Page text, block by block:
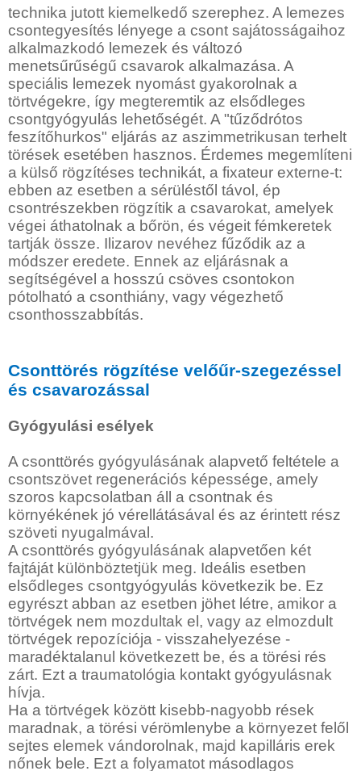
technika jutott kiemelkedő szerephez. A lemezes
csontegyesítés lényege a csont sajátosságaihoz
alkalmazkodó lemezek és változó
menetsűrűségű csavarok alkalmazása. A
speciális lemezek nyomást gyakorolnak a
törtvégekre, így megteremtik az elsődleges
csontgyógyulás lehetőségét. A "tűződrótos
feszítőhurkos" eljárás az aszimmetrikusan terhelt
törések esetében hasznos. Érdemes megemlíteni
a külső rögzítéses technikát, a fixateur externe-t:
ebben az esetben a sérüléstől távol, ép
csontrészekben rögzítik a csavarokat, amelyek
végei áthatolnak a bőrön, és végeit fémkeretek
tartják össze. Ilizarov nevéhez fűződik az a
módszer eredete. Ennek az eljárásnak a
segítségével a hosszú csöves csontokon
pótolható a csonthiány, vagy végezhető
csonthosszabbítás.
Csonttörés rögzítése velőűr-szegezéssel
és csavarozással
Gyógyulási esélyek
A csonttörés gyógyulásának alapvető feltétele a
csontszövet regenerációs képessége, amely
szoros kapcsolatban áll a csontnak és
környékének jó vérellátásával és az érintett rész
szöveti nyugalmával.
A csonttörés gyógyulásának alapvetően két
fajtáját különböztetjük meg. Ideális esetben
elsődleges csontgyógyulás következik be. Ez
egyrészt abban az esetben jöhet létre, amikor a
törtvégek nem mozdultak el, vagy az elmozdult
törtvégek repozíciója - visszahelyezése -
maradéktalanul következett be, és a törési rés
zárt. Ezt a traumatológia kontakt gyógyulásnak
hívja.
Ha a törtvégek között kisebb-nagyobb rések
maradnak, a törési vérömlenybe a környezet felől
sejtes elemek vándorolnak, majd kapilláris erek
nőnek bele. Ezt a folyamatot másodlagos